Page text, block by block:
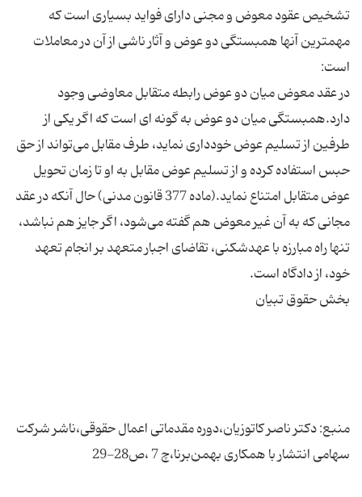
تشخیص عقود معوض و مجنی دارای فواید بسیاری است که
مهمترین آنها همبستگی دو عوض و آثار ناشی از آن در معاملات
در عقد معوض میان دو عوض رابطه متقابل معاوضی وجود
دارد.همبستگی میان دو عوض به گونه ای است که اگر یکی از
طرفین از تسلیم عوض خودداری نماید، طرف مقابل می‌تواند از حق
حبس استفاده کرده و از تسلیم عوض مقابل به او تا زمان تحویل
عوض متقابل امتناع نماید.(ماده 377 قانون مدنی) حال آنکه در عقد
مجانی که به آن غیر معوض هم گفته می‌شود، اگر جایز هم نباشد،
تنها راه مبارزه با عهدشکنی، تقاضای اجبار متعهد بر انجام تعهد
منبع: دکتر ناصر کاتوزیان،دوره مقدماتی اعمال حقوقی،ناشر شرکت
سهامی انتشار با همکاری بهمن‌برنا،چ 7 ،ص28-29